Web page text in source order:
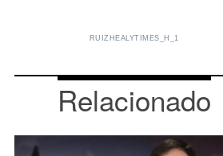
RUIZHEALYTIMES_H_1
Relacionado